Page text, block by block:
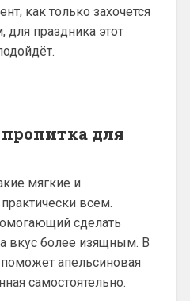
как только захочется
для праздника этот
для
мягкие и
всем.
сделать
вкус более изящным. В
апельсиновая
самостоятельно.